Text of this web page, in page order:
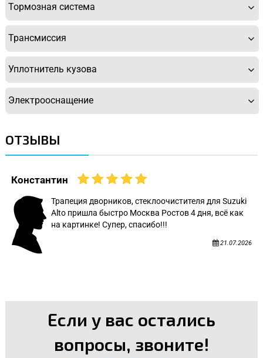
Тормозная система
Трансмиссия
Уплотнитель кузова
Электрооснащение
ОТЗЫВЫ
Константин
Трапеция дворников, стеклоочистителя для Suzuki
Alto пришла быстро Москва Ростов 4 дня, всё как
на картинке! Супер, спасибо!!!
21.07.2026
Если у вас остались
вопросы, звоните!